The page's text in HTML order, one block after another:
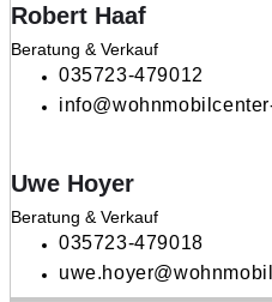
Robert Haaf
Beratung & Verkauf
035723-479012
Uwe Hoyer
Beratung & Verkauf
035723-479018